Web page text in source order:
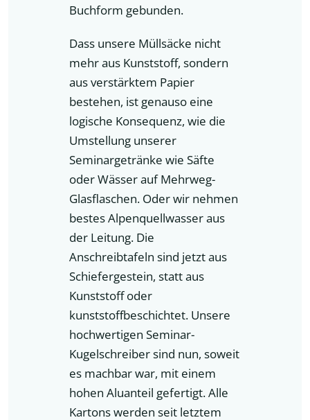
Buchform gebunden.
Dass unsere Müllsäcke nicht
mehr aus Kunststoff, sondern
aus verstärktem Papier
bestehen, ist genauso eine
logische Konsequenz, wie die
Umstellung unserer
Seminargetränke wie Säfte
oder Wässer auf Mehrweg-
Glasflaschen. Oder wir nehmen
bestes Alpenquellwasser aus
der Leitung. Die
Anschreibtafeln sind jetzt aus
Schiefergestein, statt aus
Kunststoff oder
kunststoffbeschichtet. Unsere
hochwertigen Seminar-
Kugelschreiber sind nun, soweit
es machbar war, mit einem
hohen Aluanteil gefertigt. Alle
Kartons werden seit letztem